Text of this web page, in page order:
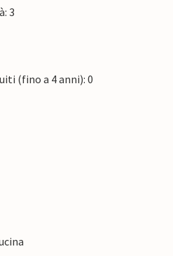
3
(fino a 4 anni): 0